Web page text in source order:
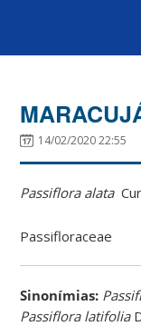
14/02/2020 22:55
Passiflora alata
Passifloraceae
Sinonímias:
Passiflora latifolia